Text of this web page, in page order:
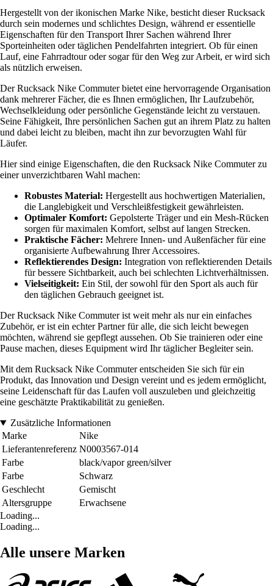
Hergestellt von der ikonischen Marke Nike, besticht dieser Rucksack
durch sein modernes und schlichtes Design, während er essentielle
Eigenschaften für den Transport Ihrer Sachen während Ihrer
Sporteinheiten oder täglichen Pendelfahrten integriert. Ob für einen
Lauf, eine Fahrradtour oder sogar für den Weg zur Arbeit, er wird sich
als nützlich erweisen.
Der Rucksack Nike Commuter bietet eine hervorragende Organisation
dank mehrerer Fächer, die es Ihnen ermöglichen, Ihr Laufzubehör,
Wechselkleidung oder persönliche Gegenstände leicht zu verstauen.
Seine Fähigkeit, Ihre persönlichen Sachen gut an ihrem Platz zu halten
und dabei leicht zu bleiben, macht ihn zur bevorzugten Wahl für
Läufer.
Hier sind einige Eigenschaften, die den Rucksack Nike Commuter zu
einer unverzichtbaren Wahl machen:
Robustes Material: Hergestellt aus hochwertigen Materialien,
die Langlebigkeit und Verschleißfestigkeit gewährleisten.
Optimaler Komfort: Gepolsterte Träger und ein Mesh-Rücken
sorgen für maximalen Komfort, selbst auf langen Strecken.
Praktische Fächer: Mehrere Innen- und Außenfächer für eine
organisierte Aufbewahrung Ihrer Accessoires.
Reflektierendes Design: Integration von reflektierenden Details
für bessere Sichtbarkeit, auch bei schlechten Lichtverhältnissen.
Vielseitigkeit: Ein Stil, der sowohl für den Sport als auch für
den täglichen Gebrauch geeignet ist.
Der Rucksack Nike Commuter ist weit mehr als nur ein einfaches
Zubehör, er ist ein echter Partner für alle, die sich leicht bewegen
möchten, während sie gepflegt aussehen. Ob Sie trainieren oder eine
Pause machen, dieses Equipment wird Ihr täglicher Begleiter sein.
Mit dem Rucksack Nike Commuter entscheiden Sie sich für ein
Produkt, das Innovation und Design vereint und es jedem ermöglicht,
seine Leidenschaft für das Laufen voll auszuleben und gleichzeitig
eine geschätzte Praktikabilität zu genießen.
Zusätzliche Informationen
Marke
Nike
Lieferantenreferenz N0003567-014
Farbe
black/vapor green/silver
Farbe
Schwarz
Geschlecht
Gemischt
Altersgruppe
Erwachsene
Loading...
Loading...
Alle unsere Marken